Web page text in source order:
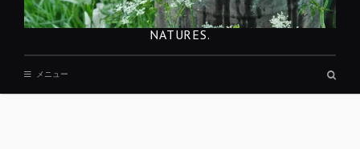
NATURES.
メニュー
ボ